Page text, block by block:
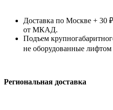
Доставка по Москве + 30
от МКАД.
Подъем
не оборудованные
Региональная доставка